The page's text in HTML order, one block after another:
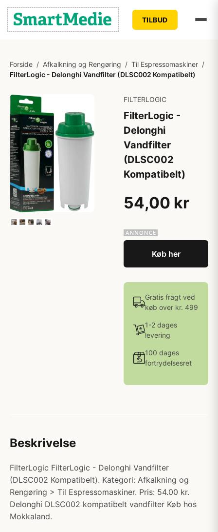
TILBUD
Forside / Afkalkning og Rengøring / Til Espressomaskiner /
FilterLogic - Delonghi Vandfilter (DLSC002 Kompatibelt)
FILTERLOGIC
FilterLogic -
Delonghi
Vandfilter
(DLSC002
Kompatibelt)
54,00 kr
Køb her
Gratis fragt ved
køb over kr. 499
1-2 dages
levering
100 dages
fortrydelsesret
Beskrivelse
FilterLogic FilterLogic - Delonghi Vandfilter
(DLSC002 Kompatibelt). Kategori: Afkalkning og
Rengøring > Til Espressomaskiner. Pris: 54.00 kr.
Delonghi DLSC002 kompatibelt vandfilter Køb hos
Mokkaland.